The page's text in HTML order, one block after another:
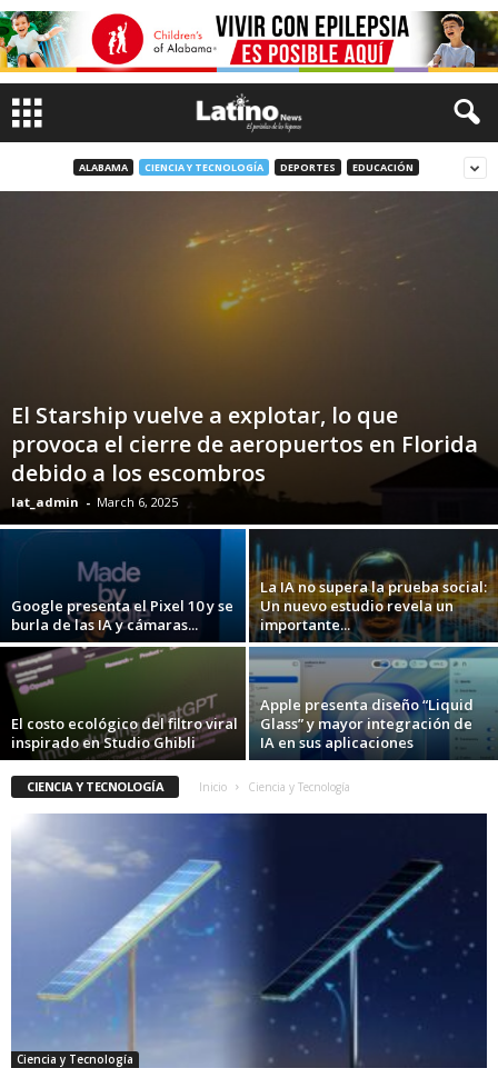
ALABAMA CIENCIA Y TECNOLOGÍA DEPORTES EDUCACIÓN
El Starship vuelve a explotar, lo que
provoca el cierre de aeropuertos en Florida
debido a los escombros
lat_admin - March 6, 2025
Google presenta el Pixel 10 y se
burla de las IA y cámaras...
La IA no supera la prueba social:
Un nuevo estudio revela un
importante...
El costo ecológico del filtro viral
inspirado en Studio Ghibli
Apple presenta diseño “Liquid
Glass” y mayor integración de
IA en sus aplicaciones
CIENCIA Y TECNOLOGÍA Inicio Ciencia y Tecnología
Ciencia y Tecnología